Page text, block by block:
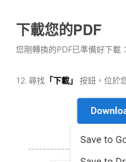
下載您的PDF
您剛轉換的PDF已準備好下載：
尋找 「下載」 按鈕，位於